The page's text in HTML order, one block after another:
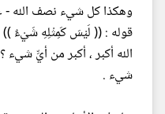
وهكذا كل شيء نصف الله -
قوله : (( لَيْسَ كَمِثْلِهِ شَيْءٌ ))
الله أكبر ، أكبر من أيِّ
شيء .